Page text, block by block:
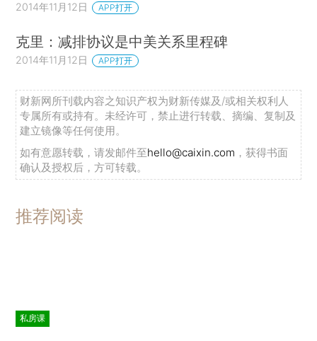
2014年11月12日 APP打开
克里：减排协议是中美关系里程碑
2014年11月12日 APP打开
财新网所刊载内容之知识产权为财新传媒及/或相关权利人
专属所有或持有。未经许可，禁止进行转载、摘编、复制及
建立镜像等任何使用。
如有意愿转载，请发邮件至hello@caixin.com ，获得书面
确认及授权后，方可转载。
推荐阅读
私房课